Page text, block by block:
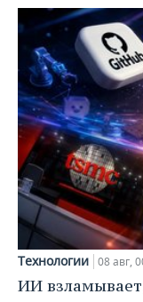
Технологии 08 авг,
ИИ